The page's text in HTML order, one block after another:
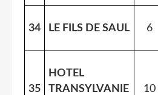
34 LE FILS DE SAUL 6
35
HOTEL
TRANSYLVANIE
10